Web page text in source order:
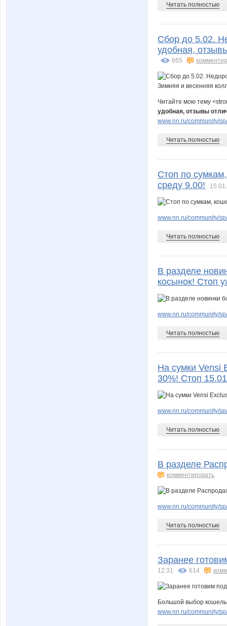
Читать полностью
Сбор до 5.02.
удобная,
665
Читайте мою тему
удобная, отзывы
www.nn.ru/community/
Читать полностью
Стоп по
среду 9.00!
www.nn.ru/community/
Читать полностью
В разделе
косынок! Стоп
www.nn.ru/community/
Читать полностью
На сумки Vensi
30%! Стоп 15.01
www.nn.ru/community/
Читать полностью
В разделе
комментировать
www.nn.ru/community/
Читать полностью
Заранее
12:31 614
Большой выбор
www.nn.ru/community/